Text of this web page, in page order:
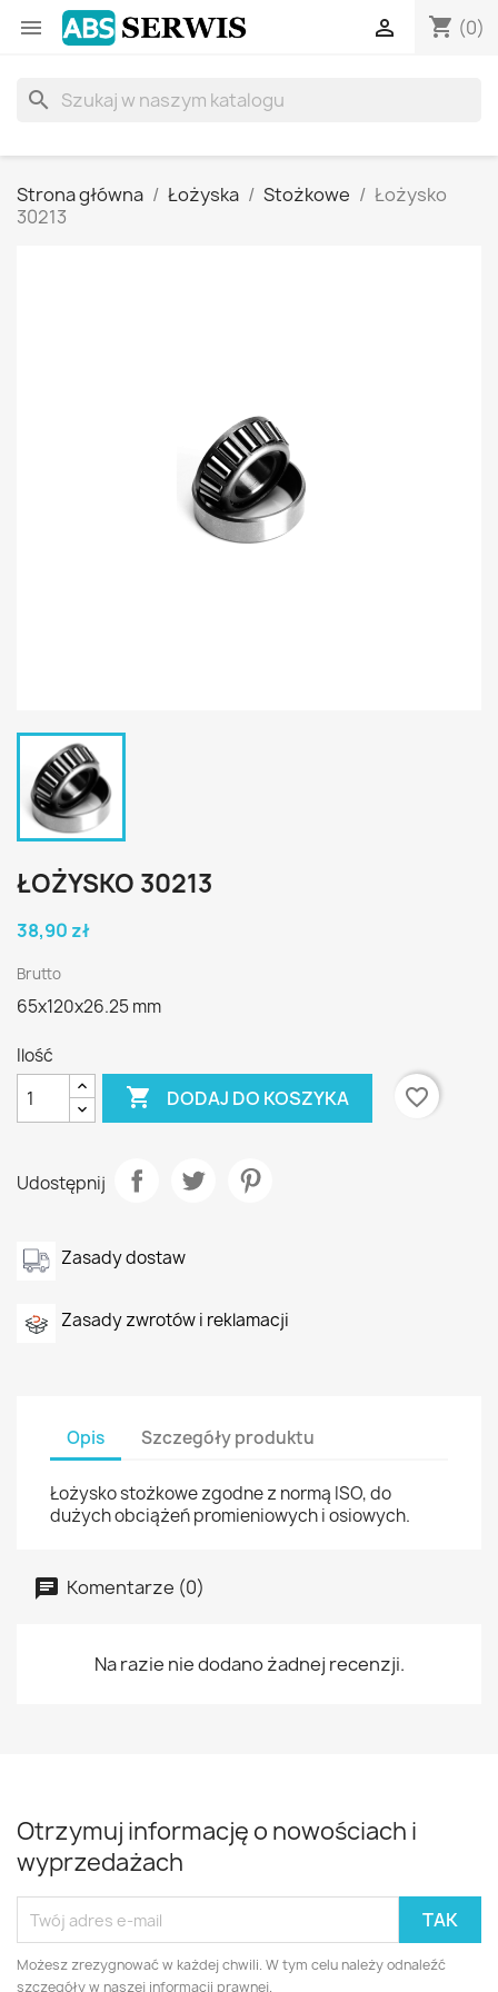
 shopping_cart (0)

search
Strona główna Łożyska Stożkowe
Łożysko
30213
ŁOŻYSKO 30213
38,90 zł
Brutto
65x120x26.25 mm
Ilość
 DODAJ DO KOSZYKA favorite_border
Udostępnij
Zasady dostaw
Zasady zwrotów i reklamacji
Opis Szczegóły produktu
Łożysko stożkowe zgodne z normą ISO, do
dużych obciążeń promieniowych i osiowych.
Komentarze (0)
Na razie nie dodano żadnej recenzji.
Otrzymuj informację o nowościach i
wyprzedażach
Możesz zrezygnować w każdej chwili. W tym celu należy odnaleźć
szczegóły w naszej informacji prawnej.